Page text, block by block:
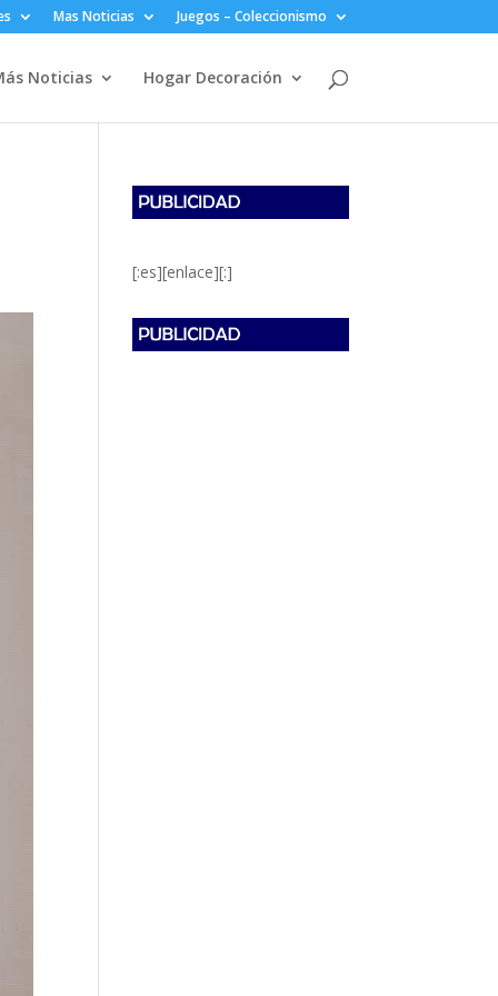
Mas Noticias Juegos – Coleccionismo
Noticias Hogar Decoración
[:es][enlace][:]